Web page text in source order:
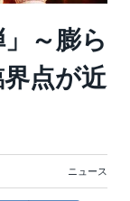
～膨ら
点が近
ニュース